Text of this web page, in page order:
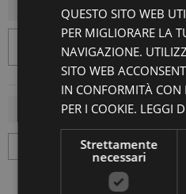
QUESTO SITO WEB
PER MIGLIORARE LA
NAVIGAZIONE.
SITO WEB
IN CONFORMITÀ CON
PER I COOKIE. LEGGI
Strettamente
necessari